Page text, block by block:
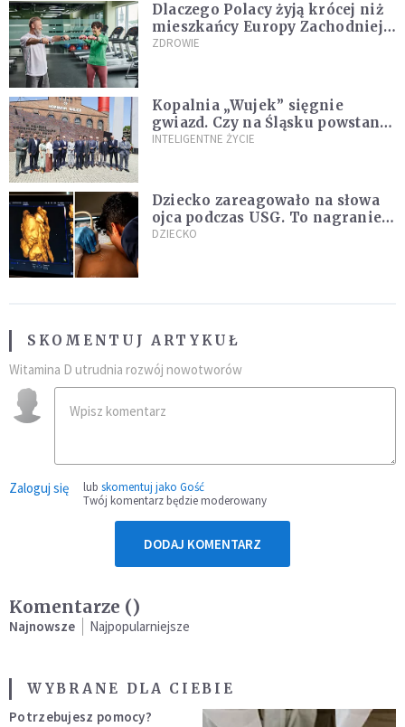
Dlaczego Polacy żyją krócej niż
mieszkańcy Europy Zachodniej?
Ekspertka wskazuje główne
ZDROWIE
Kopalnia „Wujek” sięgnie
gwiazd. Czy na Śląsku powstanie
„Dolina Krzemowa”?
INTELIGENTNE ŻYCIE
Dziecko zareagowało na słowa
ojca podczas USG. To nagranie
podbija sieć
DZIECKO
SKOMENTUJ ARTYKUŁ
Witamina D utrudnia rozwój nowotworów
Zaloguj się lub skomentuj jako Gość
Twój komentarz będzie moderowany
DODAJ KOMENTARZ
Komentarze ()
Najnowsze Najpopularniejsze
WYBRANE DLA CIEBIE
Potrzebujesz pomocy?